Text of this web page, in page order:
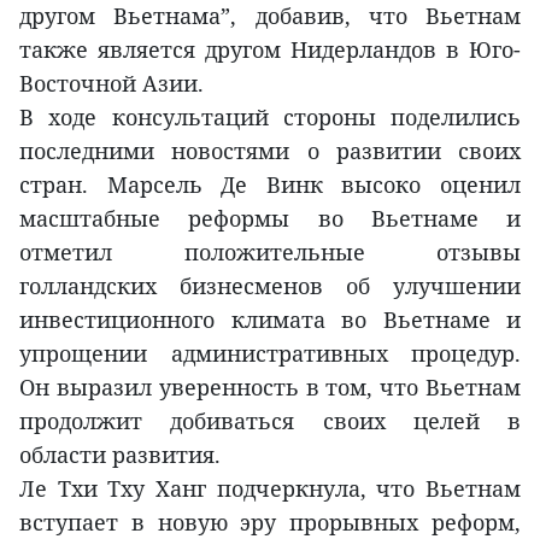
другом Вьетнама”, добавив, что Вьетнам
также является другом Нидерландов в Юго-
Восточной Азии.
В ходе консультаций стороны поделились
последними новостями о развитии своих
стран. Марсель Де Винк высоко оценил
масштабные реформы во Вьетнаме и
отметил положительные отзывы
голландских бизнесменов об улучшении
инвестиционного климата во Вьетнаме и
упрощении административных процедур.
Он выразил уверенность в том, что Вьетнам
продолжит добиваться своих целей в
области развития.
Ле Тхи Тху Ханг подчеркнула, что Вьетнам
вступает в новую эру прорывных реформ,